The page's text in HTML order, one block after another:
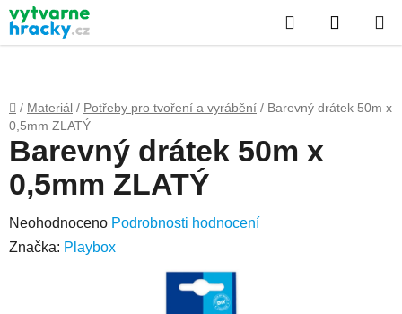
Přejít
na
obsah
Hledat
KOŠÍK
Domů
/ Materiál / Potřeby pro tvoření a vyrábění / Barevný drátek 50m x
0,5mm ZLATÝ
Barevný drátek 50m x
0,5mm ZLATÝ
Průměrné
hodnocení
Neohodnoceno Podrobnosti hodnocení
Značka: Playbox